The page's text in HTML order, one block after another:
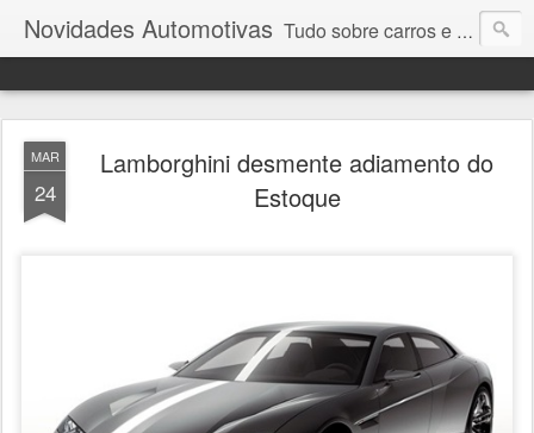
Novidades Automotivas Tudo sobre carros e motores
MAR
24
Lamborghini desmente adiamento do
Estoque